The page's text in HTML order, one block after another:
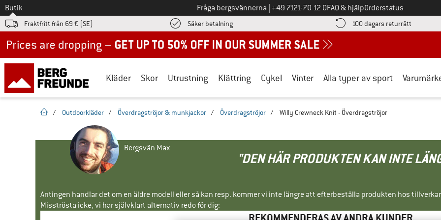
Till
Butik Fråga bergsvännerna Ring oss på
+49 7121-70 12 0FAQ & hjälpOrderstatus
Fraktfritt från 69 € (SE) Säker betalningHitta betalningsinformationen här! Öppnas i en inforuta
100 dagars returrätt Gå till
Kläder Skor Utrustning Klättring Cykel Vinter Alla typer av sport
Hemsida
/ Outdoorkläder / Överdragströjor & munkjackor / Överdragströjor / Willy Crewneck Knit - Överdragströjor
Bergsvän Max
"DEN HÄR PRODUKTEN KAN INTE
Antingen handlar det om en äldre modell eller så kan resp. kommer vi inte längre att efterbeställa produkten hos
Misströsta icke, vi har självklart alternativ redo för dig: